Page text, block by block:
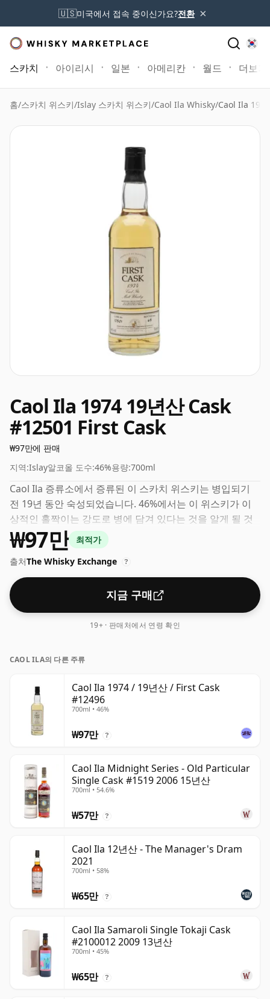
🇺🇸미국에서 접속 중이신가요?전환 ×
스카치 아이리시 일본 아메리칸 월드 더보기
홈/스카치 위스키/Islay 스카치 위스키/Caol Ila Whisky/Caol Ila
Caol Ila 1974 19년산 Cask
#12501 First Cask
₩97만에 판매
지역:Islay알코올 도수:46%용량:700ml
Caol Ila 증류소에서 증류된 이 스카치 위스키는 병입되기
전 19년 동안 숙성되었습니다. 46%에서는 이 위스키가 이
상적인 홀짝이는 강도로 병에 담겨 있다는 것을 알게 될 것
입니다. 70cl의 일반 병 크기로 제공됩니다.
₩97만
최적가
출처The Whisky Exchange ?
지금 구매
19+ · 판매처에서 연령 확인
CAOL ILA의 다른 주류
Caol Ila 1974 / 19년산 / First Cask
#12496
700ml • 46%
₩97만 ?
Caol Ila Midnight Series - Old Particular
Single Cask #1519 2006 15년산
700ml • 54.6%
₩57만 ?
Caol Ila 12년산 - The Manager's Dram
2021
700ml • 58%
₩65만 ?
Caol Ila Samaroli Single Tokaji Cask
#2100012 2009 13년산
700ml • 45%
₩65만 ?